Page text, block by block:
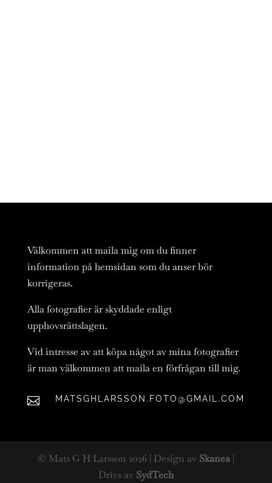
Välkommen att maila mig om du finner
information på hemsidan som du anser bör
korrigeras.
Alla fotografier är skyddade enligt
upphovsrättslagen.
Vid intresse av att köpa något av mina fotografier
är man välkommen att maila en förfrågan till mig.
 MATSGHLARSSON.FOTO@GMAIL.COM
© Mats G H Larsson 2026 | Design av Skanea|
Drivs av SydTech